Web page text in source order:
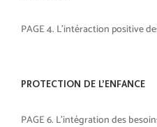
PAGE 4. L’intéraction positive
PROTECTION DE L’ENFANCE
PAGE 6. L’intégration des